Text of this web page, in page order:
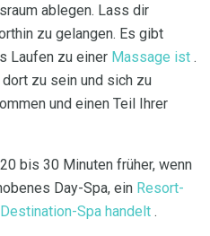
ablegen. Lass dir
zu gelangen. Es gibt
Laufen zu einer Massage ist .
zu sein und sich zu
und einen Teil Ihrer
bis 30 Minuten früher, wenn
Day-Spa, ein Resort-
Destination-Spa handelt .